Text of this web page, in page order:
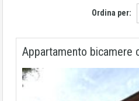
Ordina per:
Appartamento bicamere